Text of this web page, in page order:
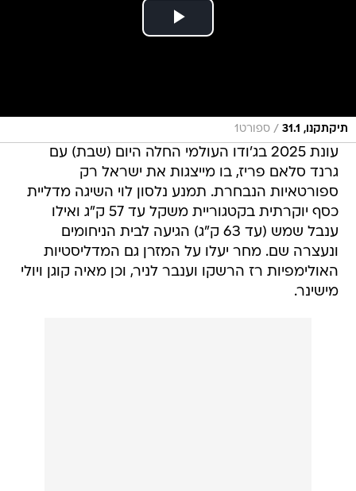
תיקתקנו, 31.1 / ספורט1
עונת 2025 בג'ודו העולמי החלה היום (שבת) עם
גרנד סלאם פריז, בו מייצגות את ישראל רק
ספורטאיות הנבחרת. תמנע נלסון לוי השיגה מדליית
כסף יוקרתית בקטגוריית משקל עד 57 ק"ג ואילו
ענבל שמש (עד 63 ק"ג) הגיעה לבית הניחומים
ונעצרה שם. מחר יעלו על המזרן גם המדליסטיות
האולימפיות רז הרשקו וענבר לניר, וכן מאיה קוגן ויולי
מישינר.